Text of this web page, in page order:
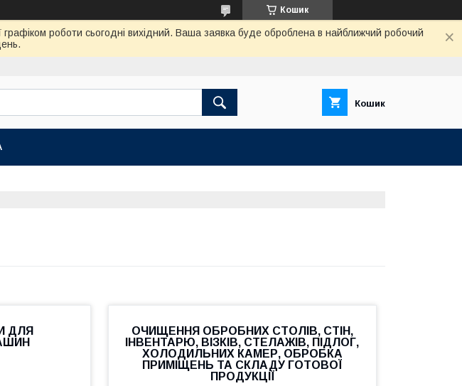
Кошик
роботи сьогодні вихідний. Ваша заявка буде оброблена в найближчий робочий
Кошик
ДЛЯ
ОЧИЩЕННЯ ОБРОБНИХ СТОЛІВ, СТІН,
ІНВЕНТАРЮ, ВІЗКІВ, СТЕЛАЖІВ, ПІДЛОГ,
ХОЛОДИЛЬНИХ КАМЕР, ОБРОБКА
ПРИМІЩЕНЬ ТА СКЛАДУ ГОТОВОЇ
ПРОДУКЦІЇ